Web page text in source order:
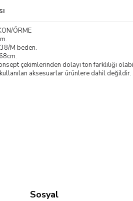
ÖRME
M beden.
çekimlerinden dolayı ton farklılığı
aksesuarlar ürünlere dahil değildir.
Sosyal